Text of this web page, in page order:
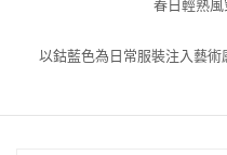
春日輕熟風
以鈷藍色為日常服裝注入藝